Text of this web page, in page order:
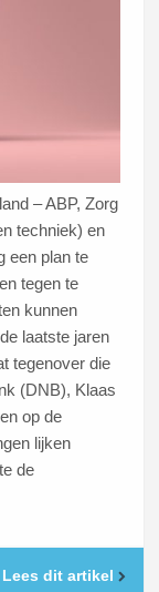
– ABP, Zorg
techniek) en
een plan te
tegen te
kunnen
laatste jaren
tegenover die
(DNB), Klaas
op de
lijken
de
Lees dit artikel